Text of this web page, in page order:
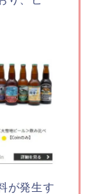
が発生す